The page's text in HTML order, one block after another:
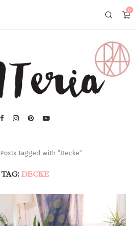
0
Posts tagged with "Decke"
TAG: DECKE